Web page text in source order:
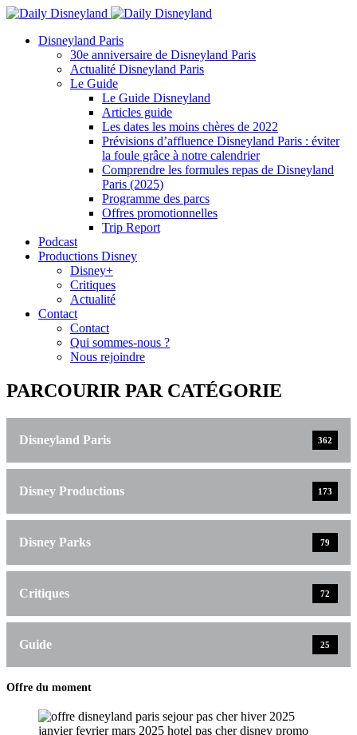
Disneyland Paris
30e anniversaire de Disneyland Paris
Actualité Disneyland Paris
Le Guide
Le Guide Disneyland
Articles guide
Les dates les moins chères de 2022
Prévisions d’affluence Disneyland Paris : éviter
la foule grâce à notre calendrier
Comprendre les formules repas de Disneyland
Paris (2025)
Programme des parcs
Offres promotionnelles
Trip Report
Podcast
Productions Disney
Disney+
Critiques
Actualité
Contact
Contact
Qui sommes-nous ?
Nous rejoindre
PARCOURIR PAR CATÉGORIE
Disneyland Paris 362
Disney Productions 173
Disney Parks 79
Critiques 72
Guide 25
Offre du moment